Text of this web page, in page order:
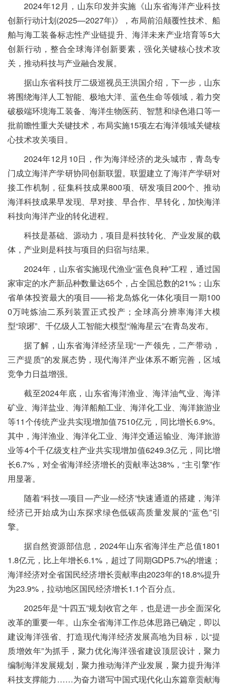
2024年12月，山东印发并实施《山东省海洋产业科技
创新行动计划(2025—2027年)》，布局前沿颠覆性技术、船
舶与海工装备标志性产业链提升、海洋未来产业培育等5大
创新行动，整合全球海洋创新要素，强化关键核心技术攻
关，推动科技与产业融合发展。
据山东省科技厅二级巡视员王洪国介绍，下一步，山东
将围绕海洋人工智能、极地大洋、蓝色生命等领域，着力突
破极端环境海工装备、海洋生物医药、智慧和绿色港口等一
批前瞻性重大关键技术，布局实施15项左右海洋领域关键核
心技术攻关项目。
2024年12月10日，作为海洋经济的龙头城市，青岛专
门成立海洋产学研协同创新联盟。联盟建立了海洋产学研对
接工作机制，征集科技成果800项、研发项目200个、推动
海洋科技成果早发现、早对接、早合作、早转化，加快海洋
科技向海洋产业的转化进程。
科技是基础、源动力，项目是科技转化、产业发展的载
体，产业则是科技与项目的归宿与结果。
2024年，山东省实施现代渔业“蓝色良种”工程，通过国
家审定的水产新品种数量达65个，占全国总数的21%；山东
省单体投资最大的项目——裕龙岛炼化一体化项目一期100
0万吨炼油二系列装置正式投产；全球高分辨率海洋大模
型“琅琊”、千亿级人工智能大模型“瀚海星云”在青岛发布。
据了解，山东省海洋经济呈现“一产领先，二产带动，
三产提质”的发展态势，现代海洋产业体系不断完善，区域
竞争力日益增强。
截至2024年底，山东省海洋渔业、海洋油气业、海洋
矿业、海洋盐业、海洋船舶工业、海洋化工业、海洋旅游业
等11个传统产业共实现增加值7510亿元，同比增长6.9%。
其中，海洋渔业、海洋化工业、海洋交通运输业、海洋旅游
业等4个千亿级支柱产业共实现增加值6249.3亿元，同比增
长6.7%，对全省海洋经济增长的贡献率达38%，“主引擎”作
用显著。
随着“科技—项目—产业—经济”快速通道的搭建，海洋
经济已开始成为山东探求绿色低碳高质量发展的“蓝色”引
擎。
据自然资源部信息，2024年山东省海洋生产总值1801
1.8亿元，比上年增长6.1%，超过了同期GDP5.7%的增速；
海洋经济对全省国民经济增长贡献率由2023年的18.8%提升
为23.9%，拉动地区国民经济增长1.1个百分点。
2025年是“十四五”规划收官之年，也是进一步全面深化
改革的重要一年。山东全省海洋工作总体思路已确定，即以
建设海洋强省、打造现代海洋经济发展高地为目标，以“提
质增效年”为抓手，聚力优化海洋强省建设顶层设计，聚力
编制海洋发展规划，聚力推动海洋产业发展，聚力提升海洋
科技支撑能力……为奋力谱写中国式现代化山东篇章贡献海